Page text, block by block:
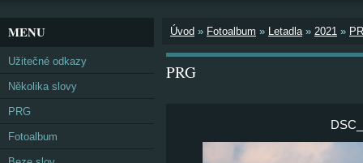
Úvod » Fotoalbum » Letadla» 2021 »
PRG
MENU
Užitečné odkazy
Několika slovy
PRG
Fotoalbum